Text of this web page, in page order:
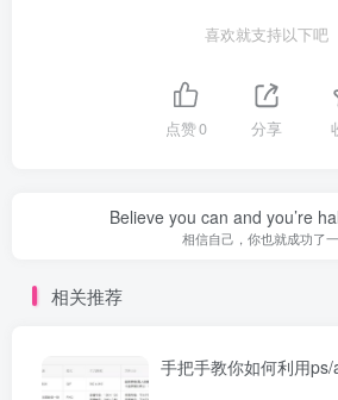
喜欢就支持以下吧
点赞0 分享
Believe you can and you’re
相信自己，你也就成功了
相关推荐
手把手教你如何利用